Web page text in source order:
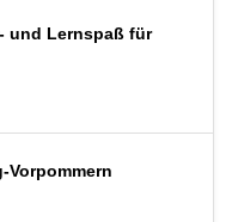
und Lernspaß für
Vorpommern